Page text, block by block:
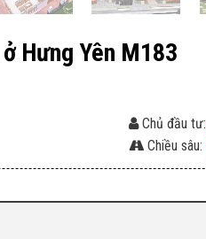
Hưng Yên M183
Chủ đầu tư:
Chiều sâu: